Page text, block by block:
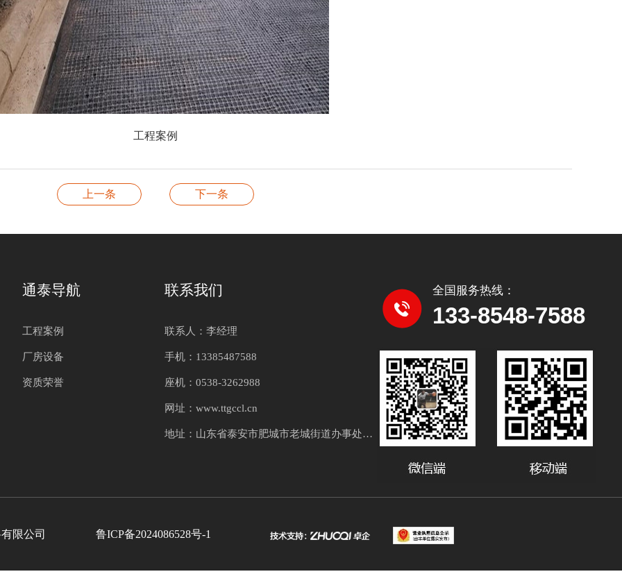
工程案例
上一条 下一条
通泰导航
工程案例
厂房设备
资质荣誉
联系我们
联系人：李经理
手机：13385487588
座机：0538-3262988
网址：www.ttgccl.cn
地址：山东省泰安市肥城市老城街道办事处建设1路03号
全国服务热线：
133-8548-7588
材料有限公司 鲁ICP备2024086528号-1